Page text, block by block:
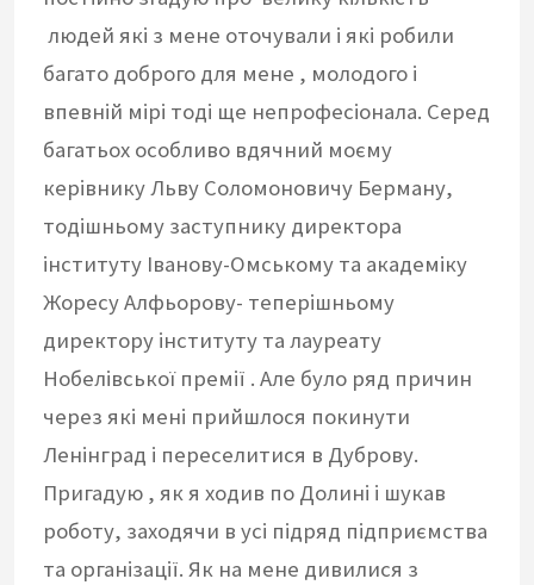
людей які з мене оточували і які робили
багато доброго для мене , молодого і
впевній мірі тоді ще непрофесіонала. Серед
багатьох особливо вдячний моєму
керівнику Льву Соломоновичу Берману,
тодішньому заступнику директора
інституту Іванову-Омському та академіку
Жоресу Алфьорову- теперішньому
директору інституту та лауреату
Нобелівської премії . Але було ряд причин
через які мені прийшлося покинути
Ленінград і переселитися в Дуброву.
Пригадую , як я ходив по Долині і шукав
роботу, заходячи в усі підряд підприємства
та організації. Як на мене дивилися з